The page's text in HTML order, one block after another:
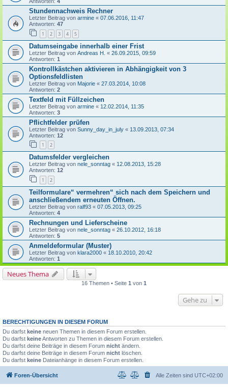
Stundennachweis Rechner
Letzter Beitrag von armine « 07.06.2016, 11:47
Antworten: 47
1 2 3 4 5
Datumseingabe innerhalb einer Frist
Letzter Beitrag von Andreas H. « 26.09.2015, 09:59
Antworten: 1
Kontrollkästchen aktivieren in Abhängigkeit von 3
Optionsfeldlisten
Letzter Beitrag von Majorie « 27.03.2014, 10:08
Antworten: 2
Textfeld mit Füllzeichen
Letzter Beitrag von armine « 12.02.2014, 11:35
Antworten: 3
Pflichtfelder prüfen
Letzter Beitrag von Sunny_day_in_july « 13.09.2013, 07:34
Antworten: 12
1 2
Datumsfelder vergleichen
Letzter Beitrag von nele_sonntag « 12.08.2013, 15:28
Antworten: 12
1 2
Teilformulare“ vermehren“ sich nach dem Speichern und
anschließendem erneuten Öffnen.
Letzter Beitrag von ralf93 « 07.05.2013, 09:25
Antworten: 4
Rechnungen und Lieferscheine
Letzter Beitrag von nele_sonntag « 26.10.2012, 16:18
Antworten: 5
Anmeldeformular (Muster)
Letzter Beitrag von klara2000 « 18.10.2010, 20:42
Antworten: 1
Neues Thema
16 Themen • Seite 1 von 1
Gehe zu
BERECHTIGUNGEN IN DIESEM FORUM
Du darfst keine neuen Themen in diesem Forum erstellen.
Du darfst keineAntworten zu Themen in diesem Forum erstellen.
Du darfst deine Beiträge in diesem Forum nicht ändern.
Du darfst deine Beiträge in diesem Forum nicht löschen.
Du darfst keine Dateianhänge in diesem Forum erstellen.
Foren-Übersicht Alle Zeiten sind UTC+02:00